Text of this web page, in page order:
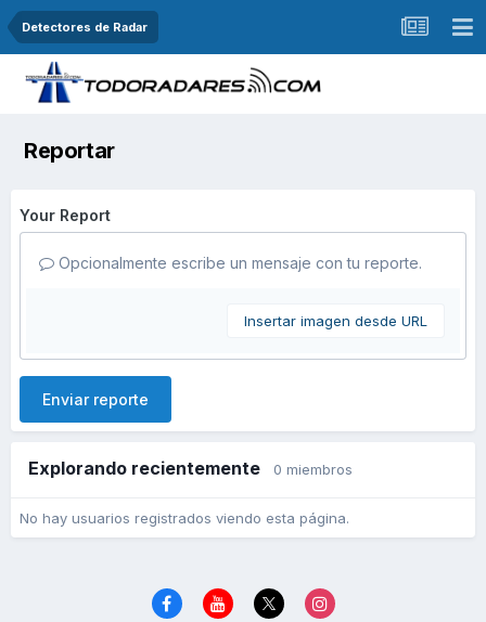
Detectores de Radar
Reportar
Your Report
Opcionalmente escribe un mensaje con tu reporte.
Insertar imagen desde URL
Enviar reporte
Explorando recientemente 0 miembros
No hay usuarios registrados viendo esta página.